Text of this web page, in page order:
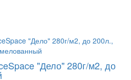
"Дело" 280г/м2, до